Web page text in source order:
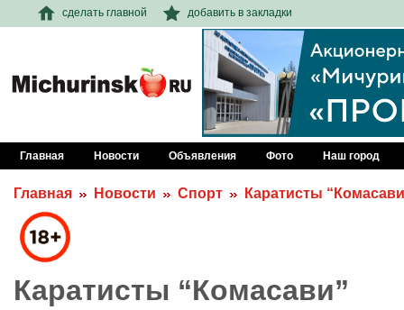
сделать главной добавить в закладки
Главная Новости Объявления Фото Наш город
Главная Новости Спорт Каратисты
Каратисты “Комасави”